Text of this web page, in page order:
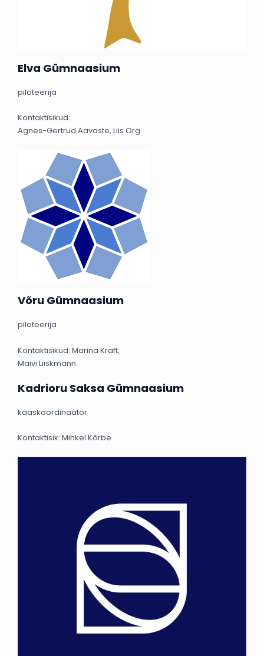
Elva Gümnaasium
piloteerija
Kontaktisikud:
Agnes-Gertrud Aavaste, Liis Org
Võru Gümnaasium
piloteerija
Kontaktisikud: Marina Kraft,
Maivi Liiskmann
Kadrioru Saksa Gümnaasium
kaaskoordinaator
Kontaktisik: Mihkel Kõrbe